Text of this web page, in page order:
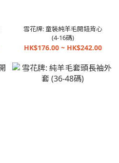
雪花牌: 童裝純羊毛開鈕背心
(4-16碼)
HK$176.00 ~ HK$242.00